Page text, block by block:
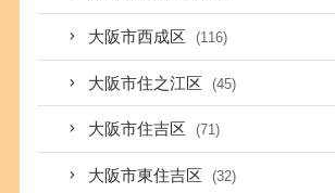
大阪市西成区 (116)
大阪市住之江区 (45)
大阪市住吉区 (71)
大阪市東住吉区 (32)